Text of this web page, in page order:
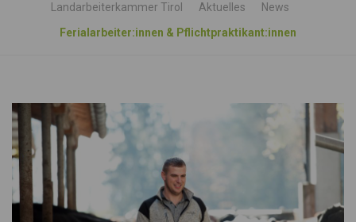
Landarbeiterkammer Tirol Aktuelles
News
Ferialarbeiter:innen & Pflichtpraktikant:innen